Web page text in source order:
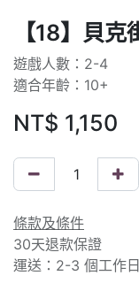
【18】貝
遊戲人數：2-4
適合年齡：10+
NT$ 1,150
條款及條件
30天退款保證
運送：2-3 個工作日